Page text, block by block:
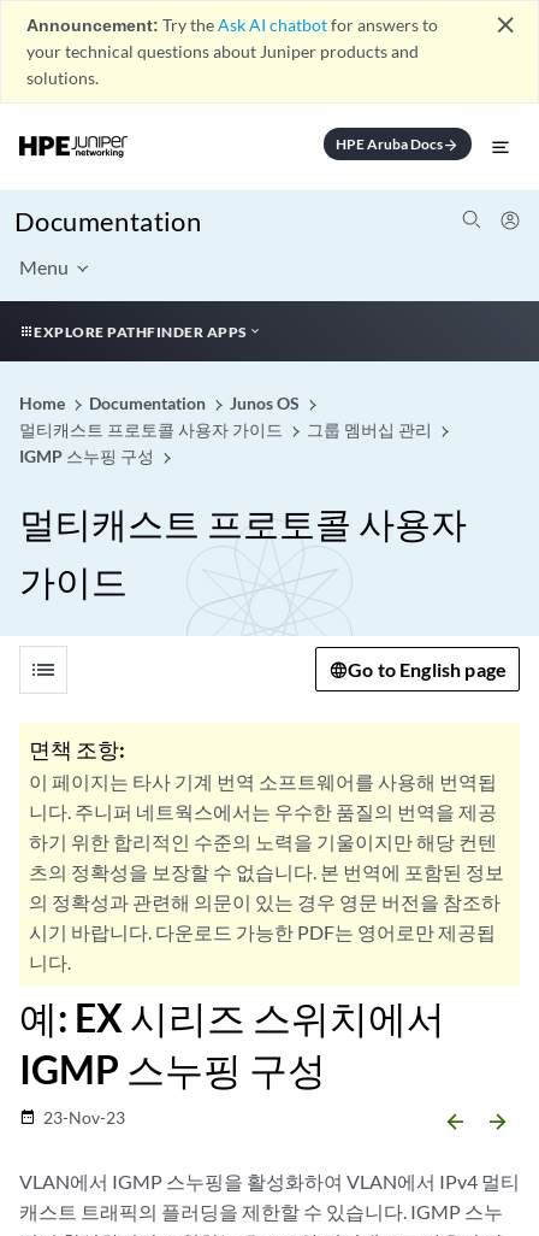
Announcement: Try theAsk AI chatbotfor answers to
your technical questions about Juniper products and
solutions.
close
HPE Aruba Docsarrow_forward
Documentation
Menu
EXPLORE PATHFINDER APPS
Home Documentation
Junos OS
멀티캐스트 프로토콜 사용자 가이드
그룹 멤버십 관리
IGMP 스누핑 구성
멀티캐스트 프로토콜 사용자
가이드
list Go to English page
면책 조항:
이 페이지는 타사 기계 번역 소프트웨어를 사용해 번역됩
니다. 주니퍼 네트웍스에서는 우수한 품질의 번역을 제공
하기 위한 합리적인 수준의 노력을 기울이지만 해당 컨텐
츠의 정확성을 보장할 수 없습니다. 본 번역에 포함된 정보
의 정확성과 관련해 의문이 있는 경우 영문 버전을 참조하
시기 바랍니다. 다운로드 가능한 PDF는 영어로만 제공됩
니다.
예: EX 시리즈 스위치에서
IGMP 스누핑 구성
date_range 23-Nov-23 arrow_backward arrow_forward
VLAN에서 IGMP 스누핑을 활성화하여 VLAN에서 IPv4 멀티
캐스트 트래픽의 플러딩을 제한할 수 있습니다. IGMP 스누